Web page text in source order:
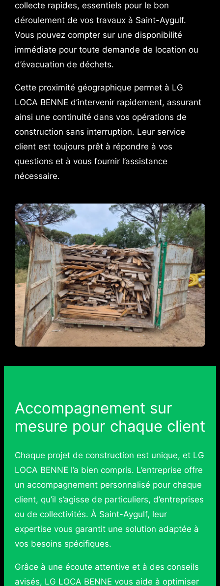
collecte rapides, essentiels pour le bon
déroulement de vos travaux à Saint-Aygulf.
Vous pouvez compter sur une disponibilité
immédiate pour toute demande de location ou
d’évacuation de déchets.
Cette proximité géographique permet à LG
LOCA BENNE d’intervenir rapidement, assurant
ainsi une continuité dans vos opérations de
construction sans interruption. Leur service
client est toujours prêt à répondre à vos
questions et à vous fournir l’assistance
nécessaire.
Accompagnement sur
mesure pour chaque client
Chaque projet de construction est unique, et LG
LOCA BENNE l’a bien compris. L’entreprise offre
un accompagnement personnalisé pour chaque
client, qu’il s’agisse de particuliers, d’entreprises
ou de collectivités. À Saint-Aygulf, leur
expertise vous garantit une solution adaptée à
vos besoins spécifiques.
Grâce à une écoute attentive et à des conseils
avisés, LG LOCA BENNE vous aide à optimiser